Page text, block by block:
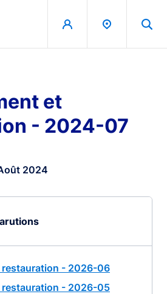
Principal
et
- 2024-07
2024
restauration - 2026-06
restauration - 2026-05